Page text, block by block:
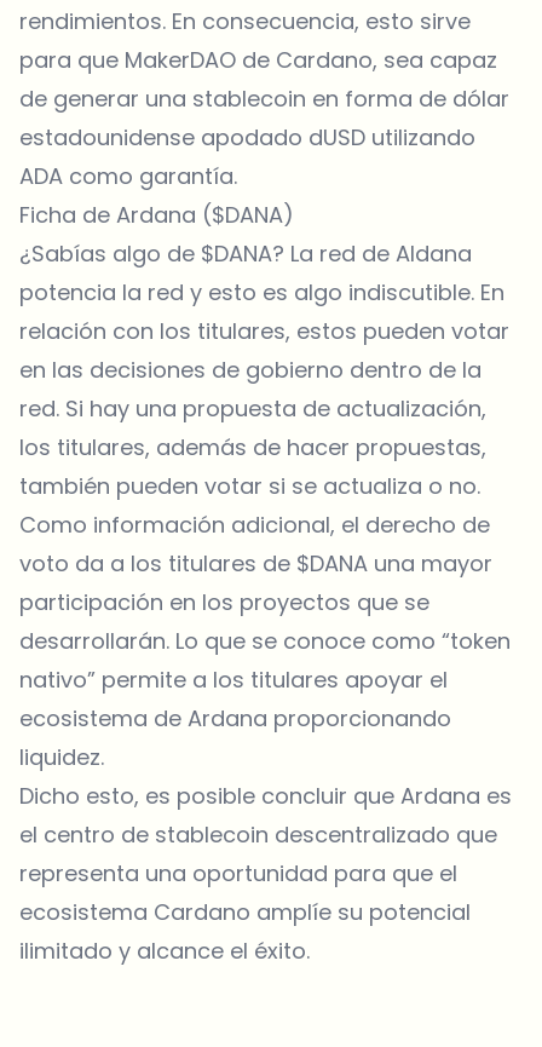
rendimientos. En consecuencia, esto sirve
para que MakerDAO de Cardano, sea capaz
de generar una stablecoin en forma de dólar
estadounidense apodado dUSD utilizando
ADA como garantía.
Ficha de Ardana ($DANA)
¿Sabías algo de $DANA? La red de Aldana
potencia la red y esto es algo indiscutible. En
relación con los titulares, estos pueden votar
en las decisiones de gobierno dentro de la
red. Si hay una propuesta de actualización,
los titulares, además de hacer propuestas,
también pueden votar si se actualiza o no.
Como información adicional, el derecho de
voto da a los titulares de $DANA una mayor
participación en los proyectos que se
desarrollarán. Lo que se conoce como “token
nativo” permite a los titulares apoyar el
ecosistema de Ardana proporcionando
liquidez.
Dicho esto, es posible concluir que Ardana es
el centro de stablecoin descentralizado que
representa una oportunidad para que el
ecosistema Cardano amplíe su potencial
ilimitado y alcance el éxito.